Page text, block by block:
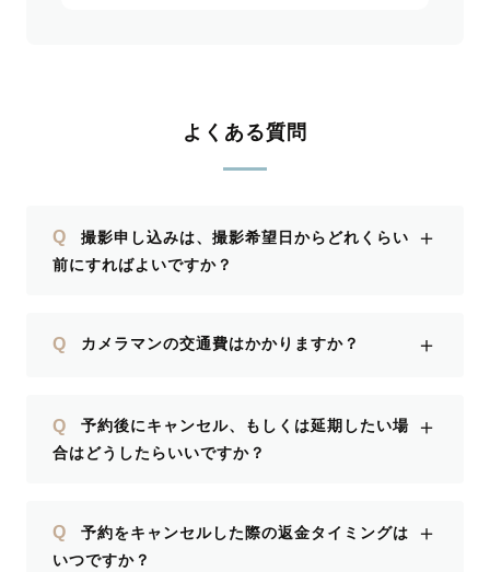
よくある質問
Q
撮影申し込みは、撮影希望日からどれくらい
前にすればよいですか？
＋
Q カメラマンの交通費はかかりますか？ ＋
Q
予約後にキャンセル、もしくは延期したい場
合はどうしたらいいですか？
＋
Q
予約をキャンセルした際の返金タイミングは
いつですか？
＋